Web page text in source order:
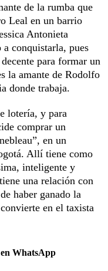
de la rumba que
Leal en un barrio
Antonieta
conquistarla, pues
para formar un
la amante de Rodolfo
donde trabaja.
lotería, y para
comprar un
en un
Allí tiene como
inteligente y
una relación con
haber ganado la
en el taxista
WhatsApp